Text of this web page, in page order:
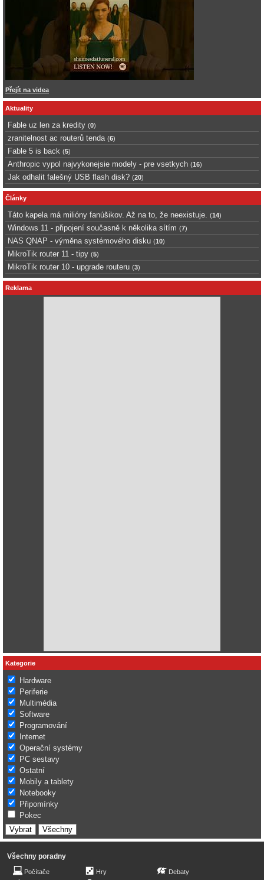
Přejít na videa
Aktuality
Fable uz len za kredity (0)
zranitelnost ac routerů tenda (6)
Fable 5 is back (5)
Anthropic vypol najvykonejsie modely - pre vsetkych (16)
Jak odhalit falešný USB flash disk? (20)
Články
Táto kapela má milióny fanúšikov. Až na to, že neexistuje. (14)
Windows 11 - připojení současně k několika sítím (7)
NAS QNAP - výměna systémového disku (10)
MikroTik router 11 - tipy (5)
MikroTik router 10 - upgrade routeru (3)
Reklama
Kategorie
Hardware
Periferie
Multimédia
Software
Programování
Internet
Operační systémy
PC sestavy
Ostatní
Mobily a tablety
Notebooky
Připomínky
Pokec
Všechny poradny
Počítače Hry Debaty